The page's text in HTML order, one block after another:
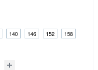
140 146 152
158